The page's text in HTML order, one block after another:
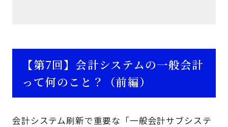
【第7回】会計システムの一般会計
って何のこと？（前編）
会計システム刷新で重要な「一般会計サブシステ